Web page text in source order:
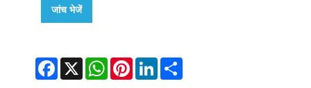
जांच भेजें
Facebook
X WhatsApp
Pinterest
LinkedIn